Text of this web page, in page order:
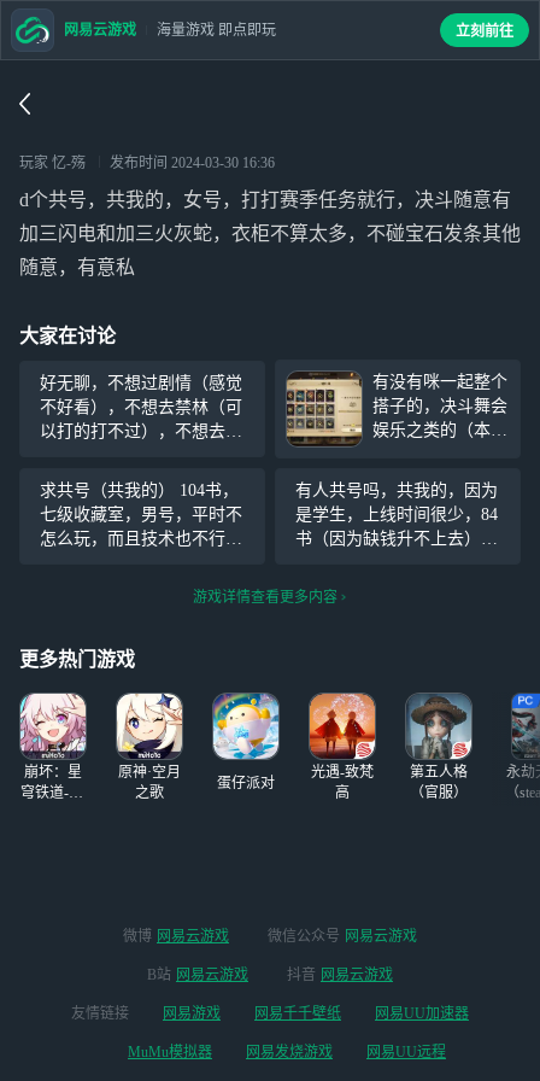
玩家 忆-殇 发布时间 2024-03-30 16:36
d个共号，共我的，女号，打打赛季任务就行，决斗随意有
加三闪电和加三火灰蛇，衣柜不算太多，不碰宝石发条其他
随意，有意私
大家在讨论
好无聊，不想过剧情（感觉
不好看），不想去禁林（可
以打的打不过），不想去舞
（队友太离谱，10都输了，
我还是最好的），既可以去
玩决斗了
有没有咪一起整个
搭子的，决斗舞会
娱乐之类的（本人
0），退游两年人
已痴呆，脾气不好
别来ww
求共号（共我的） 104书，
七级收藏室，男号，平时不
怎么玩，而且技术也不行
务，没什么避雷的，随便玩
有人共号吗，共我的，因为
是学生，上线时间很少，84
书（因为缺钱升不上去），
色的服装和魔杖也很多，可
游戏详情查看更多内容
更多热门游戏
崩坏：星
穹铁道-4.4
原神·空月
之歌
蛋仔派对
光遇-致梵
高
第五人格
（官服）
永劫
（
网易云游戏 海量游戏 即点即玩 立刻前往
微博 网易云游戏 微信公众号 网易云游戏
B站 网易云游戏 抖音 网易云游戏
友情链接 网易游戏 网易千千壁纸 网易UU加速器
MuMu模拟器 网易发烧游戏 网易UU远程